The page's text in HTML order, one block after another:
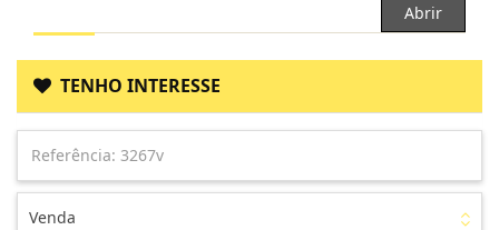
Abrir
TENHO INTERESSE
Venda